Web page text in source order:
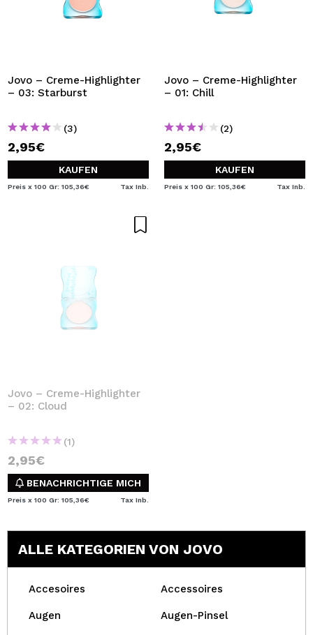
Jovo – Creme-Highlighter
– 03: Starburst
(3)
2,95€
KAUFEN
Preis x 100 Gr: 105,36€ Tax Inb.
Jovo – Creme-Highlighter
– 01: Chill
(2)
2,95€
KAUFEN
Preis x 100 Gr: 105,36€ Tax Inb.
Jovo – Creme-Highlighter
– 02: Cloud
(1)
2,95€
BENACHRICHTIGE MICH
Preis x 100 Gr: 105,36€ Tax Inb.
ALLE KATEGORIEN VON JOVO
Accesoires Accessoires
Augen Augen-Pinsel